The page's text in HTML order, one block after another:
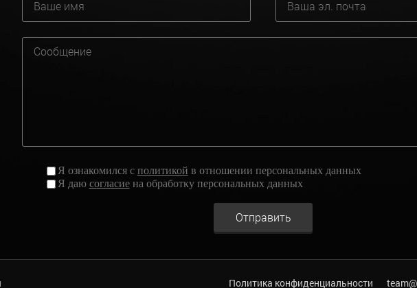
Я ознакомился с политикой в отношении персональных данных
Я даю согласиена обработку персональных данных
Отправить
Политика конфиденциальности